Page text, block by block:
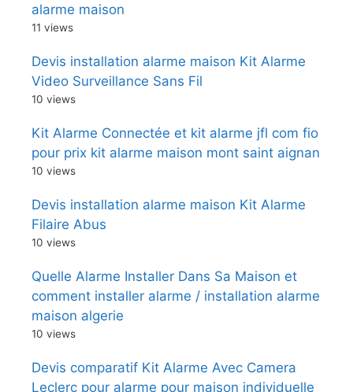
alarme maison
11 views
Devis installation alarme maison Kit Alarme
Video Surveillance Sans Fil
10 views
Kit Alarme Connectée et kit alarme jfl com fio
pour prix kit alarme maison mont saint aignan
10 views
Devis installation alarme maison Kit Alarme
Filaire Abus
10 views
Quelle Alarme Installer Dans Sa Maison et
comment installer alarme / installation alarme
maison algerie
10 views
Devis comparatif Kit Alarme Avec Camera
Leclerc pour alarme pour maison individuelle